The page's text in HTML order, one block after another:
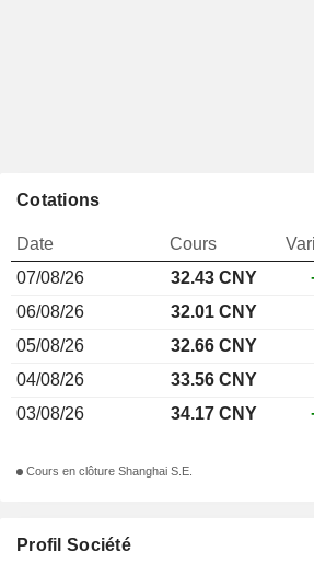
Profil Société
Cotations
Date Cours
07/08/26
32.43 CNY
06/08/26
32.01 CNY
05/08/26
32.66 CNY
04/08/26
33.56 CNY
03/08/26
34.17 CNY
Cours en clôture Shanghai S.E.